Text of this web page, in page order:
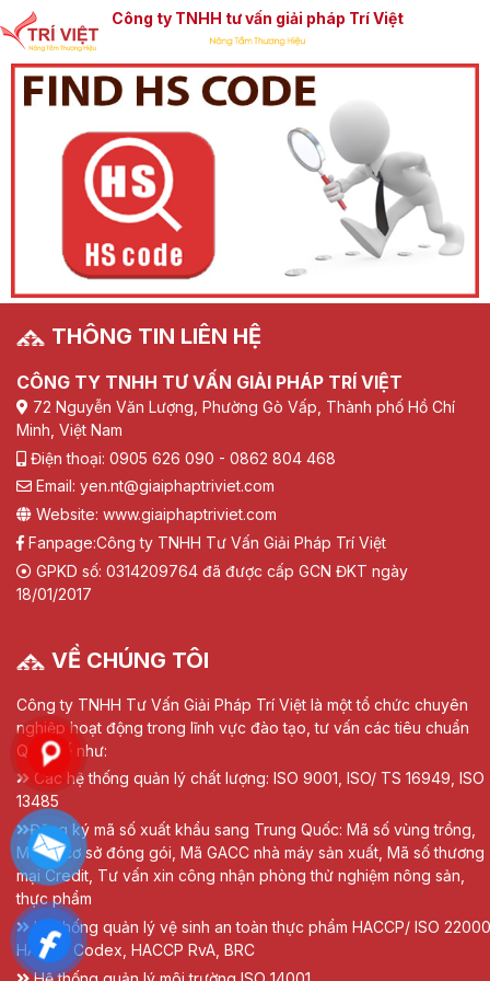
Công ty TNHH tư vấn giải pháp Trí Việt
THÔNG TIN LIÊN HỆ
CÔNG TY TNHH TƯ VẤN GIẢI PHÁP TRÍ VIỆT
72 Nguyễn Văn Lượng, Phường Gò Vấp, Thành phố Hồ Chí
Minh, Việt Nam
Điện thoại: 0905 626 090 - 0862 804 468
Email: yen.nt@giaiphaptriviet.com
Website: www.giaiphaptriviet.com
Fanpage:Công ty TNHH Tư Vấn Giải Pháp Trí Việt
GPKD số: 0314209764 đã được cấp GCN ĐKT ngày
18/01/2017
VỀ CHÚNG TÔI
Công ty TNHH Tư Vấn Giải Pháp Trí Việt là một tổ chức chuyên
nghiệp hoạt động trong lĩnh vực đào tạo, tư vấn các tiêu chuẩn
Quốc tế như:
Các hệ thống quản lý chất lượng: ISO 9001, ISO/ TS 16949, ISO
13485
Đăng ký mã số xuất khẩu sang Trung Quốc: Mã số vùng trồng,
Mã số cơ sở đóng gói, Mã GACC nhà máy sản xuất, Mã số thương
mại Credit, Tư vấn xin công nhận phòng thử nghiệm nông sản,
thực phẩm
Hệ thống quản lý vệ sinh an toàn thực phẩm HACCP/ ISO
HACCP Codex, HACCP RvA, BRC